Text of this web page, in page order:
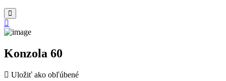
Konzola 60
Uložiť ako obľúbené